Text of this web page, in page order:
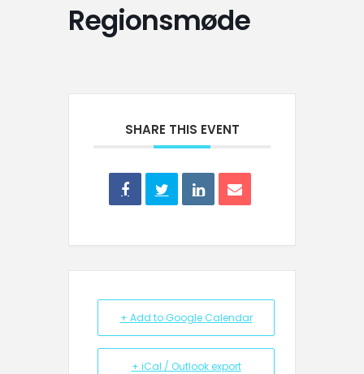
Regionsmøde
SHARE THIS EVENT
+ Add to Google Calendar
+ iCal / Outlook export